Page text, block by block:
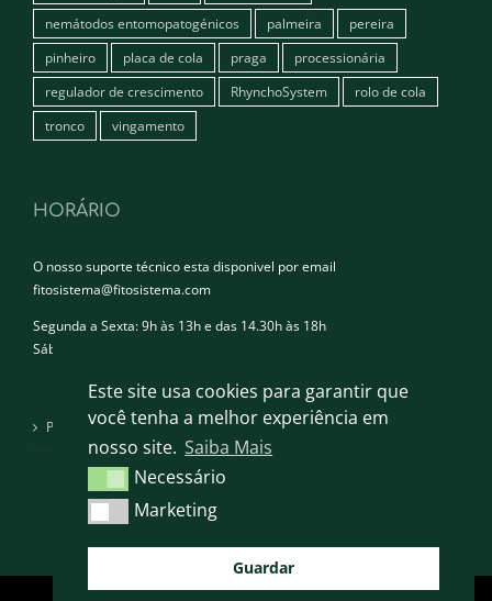
Este site usa cookies para garantir que
você tenha a melhor experiência em
nosso site. Saiba Mais
Necessário
Necessário
MarketingMarketing
Guardar
nemátodos entomopatogénicos
palmeira
pereira
pinheiro
placa de cola praga
processionária
regulador de crescimento
RhynchoSystem
rolo de cola
tronco
vingamento
HORÁRIO
O nosso suporte técnico esta disponivel por email
fitosistema@fitosistema.com
Segunda a Sexta: 9h às 13h e das 14.30h às 18h
Sábado e Domingo: Encerrado
Política de privacidade